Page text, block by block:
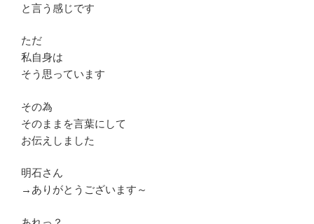
と言う感じです
ただ
私自身は
そう思っています
その為
そのままを言葉にして
お伝えしました
明石さん
→ありがとうございます～